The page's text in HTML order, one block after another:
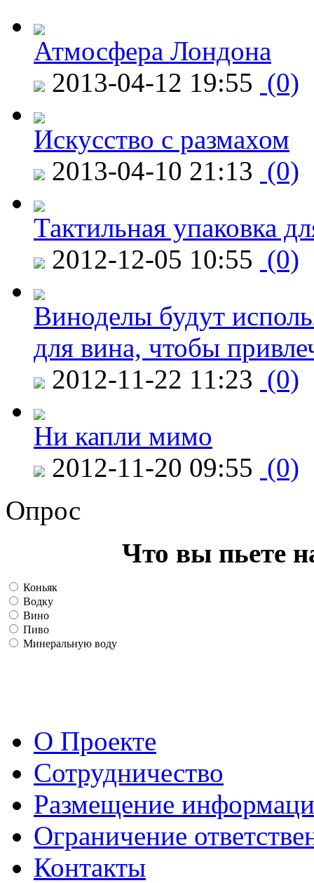
Атмосфера Лондона
2013-04-12 19:55 (0)
Искусство с размахом
2013-04-10 21:13 (0)
Тактильная упаковка
2012-12-05 10:55 (0)
Виноделы будут
для вина, чтобы
2012-11-22 11:23 (0)
Ни капли мимо
2012-11-20 09:55 (0)
Опрос
Что вы пьете
Коньяк
Водку
Вино
Пиво
Минеральную воду
О Проекте
Сотрудничество
Размещение
Ограничение
Контакты